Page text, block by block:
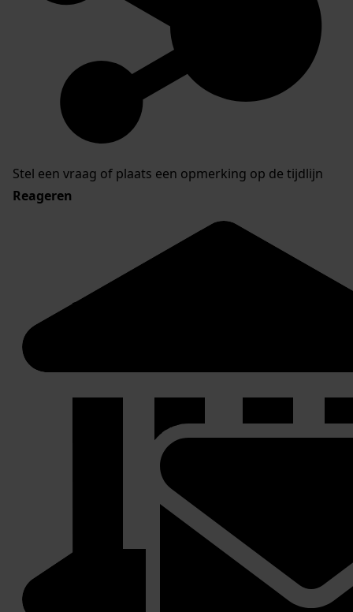
Stel een vraag of plaats een opmerking op de tijdlijn
Reageren